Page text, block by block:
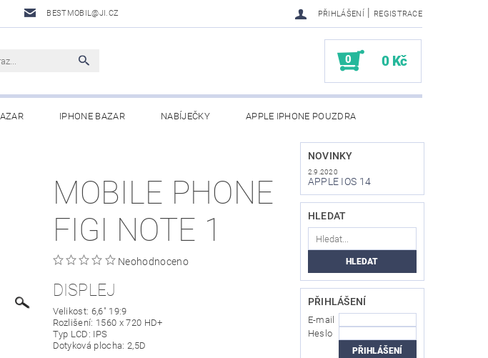
BESTMOBIL@JI.CZ PŘIHLÁŠENÍ | REGISTRACE
0 0 Kč
IPHONE BAZAR NABÍJEČKY APPLE IPHONE POUZDRA
KONTAKTY
MOBILE PHONE
FIGI NOTE 1
Neohodnoceno
DISPLEJ
Velikost: 6,6" 19:9
Rozlišení: 1560 x 720 HD+
Typ LCD: IPS
Dotyková plocha: 2,5D
NOVINKY
2.9.2020
APPLE IOS 14
HLEDAT
PŘIHLÁŠENÍ
E-mail
Heslo